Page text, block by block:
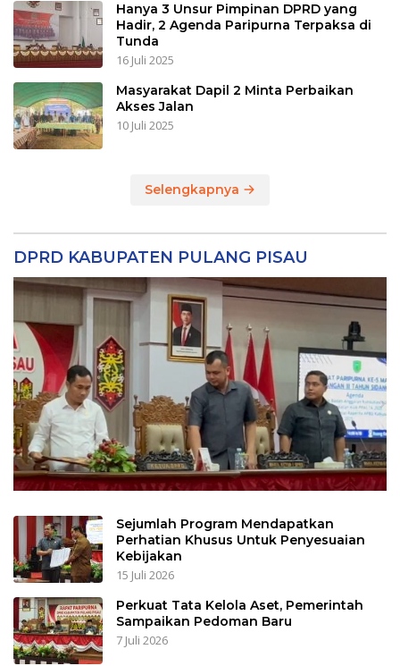
Hanya 3 Unsur Pimpinan DPRD yang
Hadir, 2 Agenda Paripurna Terpaksa di
Tunda
16 Juli 2025
Masyarakat Dapil 2 Minta Perbaikan
Akses Jalan
10 Juli 2025
Selengkapnya
DPRD KABUPATEN PULANG PISAU
Sejumlah Program Mendapatkan
Perhatian Khusus Untuk Penyesuaian
Kebijakan
15 Juli 2026
Perkuat Tata Kelola Aset, Pemerintah
Sampaikan Pedoman Baru
7 Juli 2026